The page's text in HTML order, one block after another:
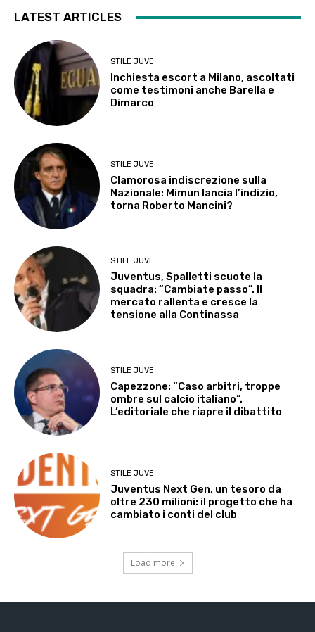
LATEST ARTICLES
STILE JUVE
Inchiesta escort a Milano, ascoltati
come testimoni anche Barella e
Dimarco
STILE JUVE
Clamorosa indiscrezione sulla
Nazionale: Mimun lancia l’indizio,
torna Roberto Mancini?
STILE JUVE
Juventus, Spalletti scuote la
squadra: “Cambiate passo”. Il
mercato rallenta e cresce la
tensione alla Continassa
STILE JUVE
Capezzone: “Caso arbitri, troppe
ombre sul calcio italiano”.
L’editoriale che riapre il dibattito
STILE JUVE
Juventus Next Gen, un tesoro da
oltre 230 milioni: il progetto che ha
cambiato i conti del club
Load more